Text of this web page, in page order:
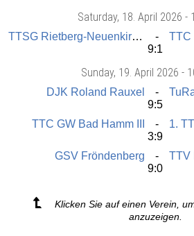
Saturday, 18. April 2026 -
TTSG Rietberg-Neuenkirchen
TTC
9:1
Sunday, 19. April 2026 -
DJK Roland Rauxel
9:5
TTC GW Bad Hamm III
1.
3:9
GSV Fröndenberg
TTV
9:0
Klicken Sie auf einen Verein,
anzuzeigen.